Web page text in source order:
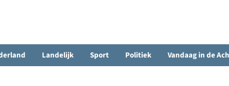
Landelijk Sport Politiek Vandaag in de